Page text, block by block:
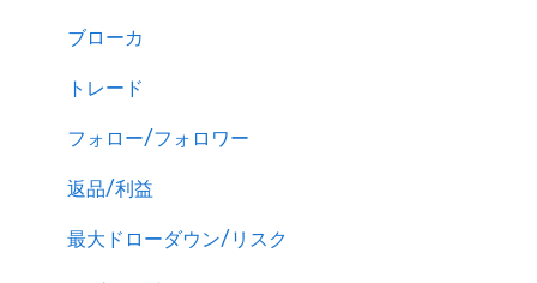
ブローカ
トレード
フォロー/フォロワー
返品/利益
最大ドローダウン/リスク